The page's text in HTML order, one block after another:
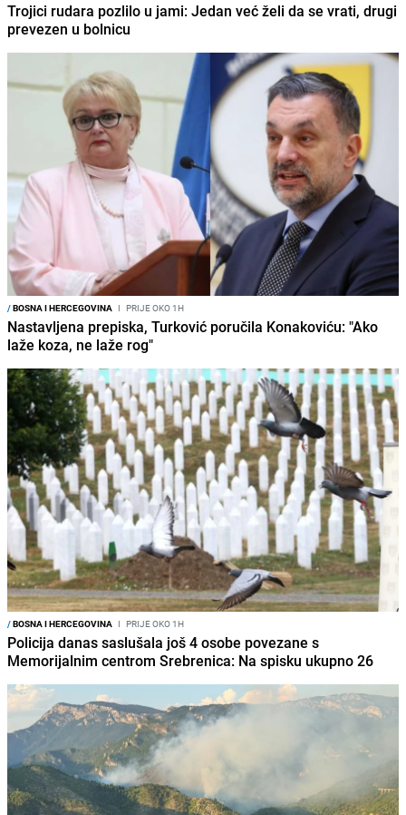
Trojici rudara pozlilo u jami: Jedan već želi da se vrati, drugi
prevezen u bolnicu
/BOSNA I HERCEGOVINA I PRIJE OKO 1H
Nastavljena prepiska, Turković poručila Konakoviću: "Ako
laže koza, ne laže rog"
/BOSNA I HERCEGOVINA I PRIJE OKO 1H
Policija danas saslušala još 4 osobe povezane s
Memorijalnim centrom Srebrenica: Na spisku ukupno 26